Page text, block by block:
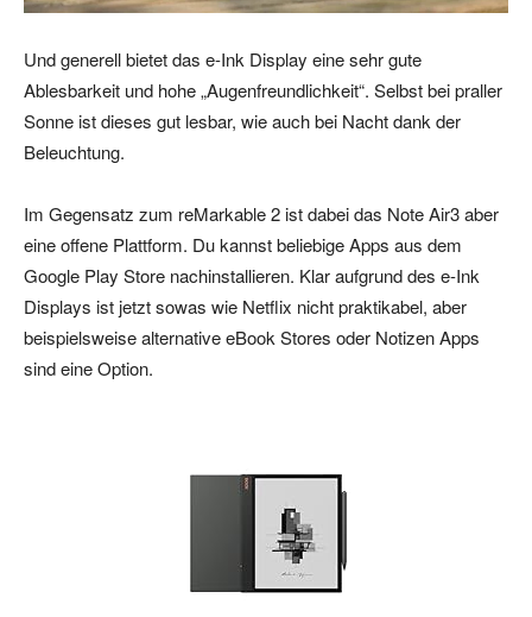
Und generell bietet das e-Ink Display eine sehr gute
Ablesbarkeit und hohe „Augenfreundlichkeit“. Selbst bei praller
Sonne ist dieses gut lesbar, wie auch bei Nacht dank der
Beleuchtung.
Im Gegensatz zum reMarkable 2 ist dabei das Note Air3 aber
eine offene Plattform. Du kannst beliebige Apps aus dem
Google Play Store nachinstallieren. Klar aufgrund des e-Ink
Displays ist jetzt sowas wie Netflix nicht praktikabel, aber
beispielsweise alternative eBook Stores oder Notizen Apps
sind eine Option.